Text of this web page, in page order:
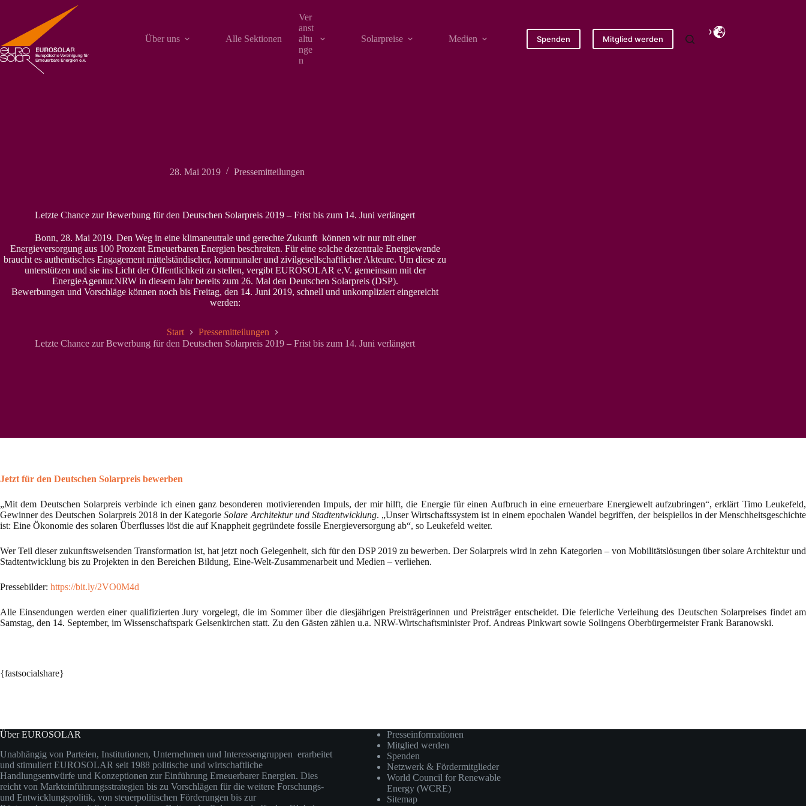
Über uns
Alle Sektionen
Ver
anst
altu
nge
n
Solarpreise Medien Spenden Mitglied werden
28. Mai 2019 Pressemitteilungen
Letzte Chance zur Bewerbung für den Deutschen Solarpreis 2019 – Frist bis zum 14. Juni verlängert
Bonn, 28. Mai 2019. Den Weg in eine klimaneutrale und gerechte Zukunft können wir nur mit einer
Energieversorgung aus 100 Prozent Erneuerbaren Energien beschreiten. Für eine solche dezentrale Energiewende
braucht es authentisches Engagement mittelständischer, kommunaler und zivilgesellschaftlicher Akteure. Um diese zu
unterstützen und sie ins Licht der Öffentlichkeit zu stellen, vergibt EUROSOLAR e.V. gemeinsam mit der
EnergieAgentur.NRW in diesem Jahr bereits zum 26. Mal den Deutschen Solarpreis (DSP).
Bewerbungen und Vorschläge können noch bis Freitag, den 14. Juni 2019, schnell und unkompliziert eingereicht
werden:
Start
Pressemitteilungen
Letzte Chance zur Bewerbung für den Deutschen Solarpreis 2019 – Frist bis zum 14. Juni verlängert
Jetzt für den Deutschen Solarpreis bewerben
„Mit dem Deutschen Solarpreis verbinde ich einen ganz besonderen motivierenden Impuls, der mir hilft, die Energie für einen Aufbruch in eine erneuerbare Energiewelt aufzubringen“, erklärt Timo Leukefeld,
Gewinner des Deutschen Solarpreis 2018 in der KategorieSolare Architektur und Stadtentwicklung. „Unser Wirtschaftssystem ist in einem epochalen Wandel begriffen, der beispiellos in der Menschheitsgeschichte
ist: Eine Ökonomie des solaren Überflusses löst die auf Knappheit gegründete fossile Energieversorgung ab“, so Leukefeld weiter.
Wer Teil dieser zukunftsweisenden Transformation ist, hat jetzt noch Gelegenheit, sich für den DSP 2019 zu bewerben. Der Solarpreis wird in zehn Kategorien – von Mobilitätslösungen über solare Architektur und
Stadtentwicklung bis zu Projekten in den Bereichen Bildung, Eine-Welt-Zusammenarbeit und Medien – verliehen.
Pressebilder: https://bit.ly/2VO0M4d
Alle Einsendungen werden einer qualifizierten Jury vorgelegt, die im Sommer über die diesjährigen Preisträgerinnen und Preisträger entscheidet. Die feierliche Verleihung des Deutschen Solarpreises findet am
Samstag, den 14. September, im Wissenschaftspark Gelsenkirchen statt. Zu den Gästen zählen u.a. NRW-Wirtschaftsminister Prof. Andreas Pinkwart sowie Solingens Oberbürgermeister Frank Baranowski.
{fastsocialshare}
Über EUROSOLAR
Unabhängig von Parteien, Institutionen, Unternehmen und Interessengruppen erarbeitet
und stimuliert EUROSOLAR seit 1988 politische und wirtschaftliche
Handlungsentwürfe und Konzeptionen zur Einführung Erneuerbarer Energien. Dies
reicht von Markteinführungsstrategien bis zu Vorschlägen für die weitere Forschungs-
und Entwicklungspolitik, von steuerpolitischen Förderungen bis zur
Presseinformationen
Mitglied werden
Spenden
Netzwerk & Fördermitglieder
World Council for Renewable
Energy (WCRE)
Sitemap